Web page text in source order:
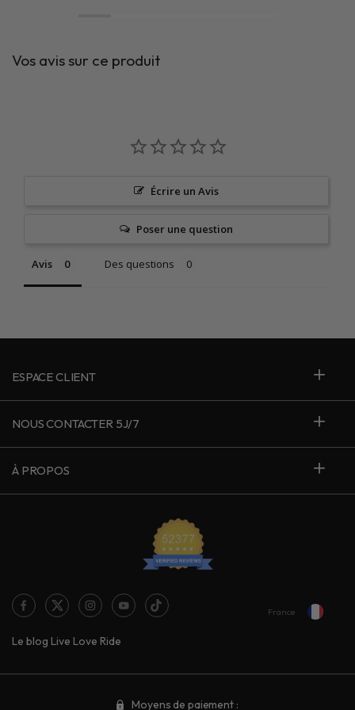
Vos avis sur ce produit
Écrire un Avis
Poser une question
Avis Des questions
ESPACE CLIENT
NOUS CONTACTER 5J/7
À PROPOS
Le blog Live Love Ride
France
Moyens de paiement :